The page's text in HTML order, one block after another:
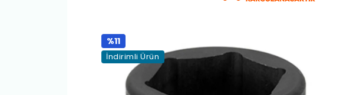
%11
İndirimli Ürün